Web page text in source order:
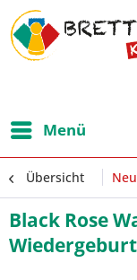
Menü
Übersicht
Black Rose